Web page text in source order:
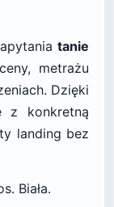
tanie
metrażu
Dzięki
z konkretną
landing bez
Biała.